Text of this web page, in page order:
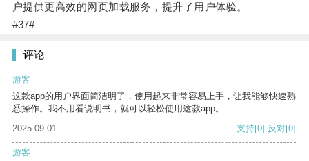
户提供更高效的网页加载服务，提升了用户体验。
#37#
评论
游客
这款app的用户界面简洁明了，使用起来非常容易上手，让我能够快速熟
悉操作。我不用看说明书，就可以轻松使用这款app。
2025-09-01
支持[0] 反对[0]
游客